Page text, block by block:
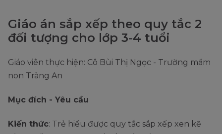
Giáo án sắp xếp theo quy tắc 2
đối tượng cho lớp 3-4 tuổi
Giáo viên thực hiện: Cô Bùi Thị Ngọc - Trường mầm
non Tràng An
Mục đích - Yêu cầu
Kiến thức: Trẻ hiểu được quy tắc sắp xếp xen kẽ